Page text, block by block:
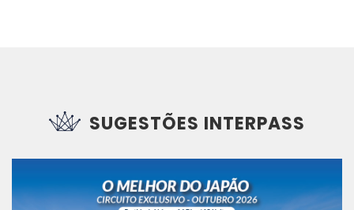
SUGESTÕES INTERPASS